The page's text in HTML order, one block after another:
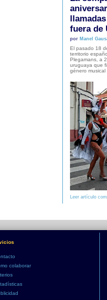
fuera de
por Manel
El pasado 18
territorio
Plegamans, a
uruguaya que
género musical
Leer artículo
colaborar